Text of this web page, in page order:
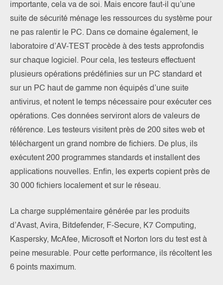
importante, cela va de soi. Mais encore faut-il qu’une
suite de sécurité ménage les ressources du système pour
ne pas ralentir le PC. Dans ce domaine également, le
laboratoire d’AV-TEST procède à des tests approfondis
sur chaque logiciel. Pour cela, les testeurs effectuent
plusieurs opérations prédéfinies sur un PC standard et
sur un PC haut de gamme non équipés d’une suite
antivirus, et notent le temps nécessaire pour exécuter ces
opérations. Ces données serviront alors de valeurs de
référence. Les testeurs visitent près de 200 sites web et
téléchargent un grand nombre de fichiers. De plus, ils
exécutent 200 programmes standards et installent des
applications nouvelles. Enfin, les experts copient près de
30 000 fichiers localement et sur le réseau.
La charge supplémentaire générée par les produits
d’Avast, Avira, Bitdefender, F-Secure, K7 Computing,
Kaspersky, McAfee, Microsoft et Norton lors du test est à
peine mesurable. Pour cette performance, ils récoltent les
6 points maximum.